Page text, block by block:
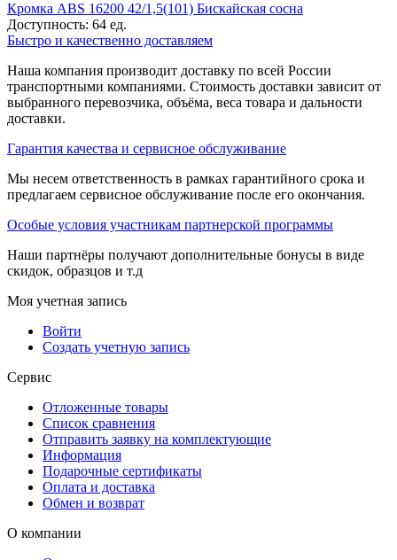
Кромка ABS 16200 42/1,5(101) Бискайская сосна
Доступность: 64 ед.
Быстро и качественно доставляем
Наша компания производит доставку по всей России
транспортными компаниями. Стоимость доставки зависит от
выбранного перевозчика, объёма, веса товара и дальности
доставки.
Гарантия качества и сервисное обслуживание
Мы несем ответственность в рамках гарантийного срока и
предлагаем сервисное обслуживание после его окончания.
Особые условия участникам партнерской программы
Наши партнёры получают дополнительные бонусы в виде
скидок, образцов и т.д
Моя учетная запись
Войти
Создать учетную запись
Сервис
Отложенные товары
Список сравнения
Отправить заявку на комплектующие
Информация
Подарочные сертификаты
Оплата и доставка
Обмен и возврат
О компании